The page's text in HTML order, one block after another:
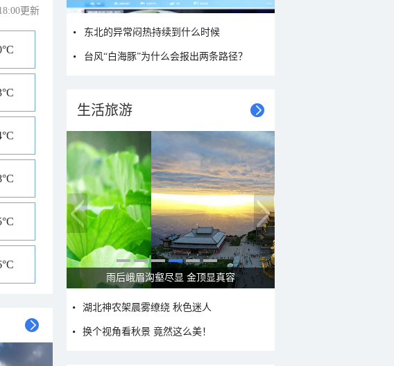
更新
东北的异常闷热持续到什么时候
台风“白海豚”为什么会报出两条路径？
生活旅游
雨后峨眉沟壑尽显 金顶显真容
湖北神农架晨雾缭绕 秋色迷人
换个视角看秋景 竟然这么美！